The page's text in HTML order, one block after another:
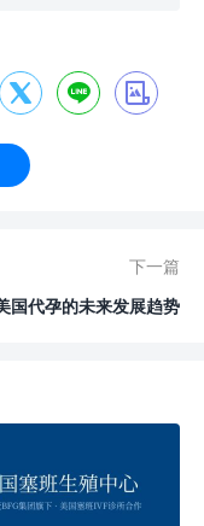
  
下一篇
国代孕的未来发展趋势